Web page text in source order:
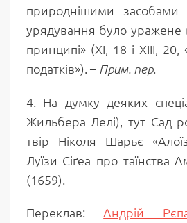
природнішими засобами
урядування було уражене
принципі» (XI, 18 і XIII, 20,
податків»). – Прим. пер.
4. На думку деяких
Жильбера Лелі), тут Сад
твір Ніколя Шарьє
Луїзи Сіґеа про таїнства
(1659).
Переклав:Андрій